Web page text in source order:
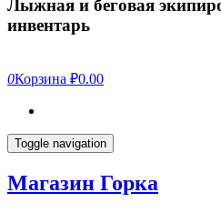
Лыжная и беговая
инвентарь
0Корзина ₽0.00
Toggle navigation
Магазин Горка